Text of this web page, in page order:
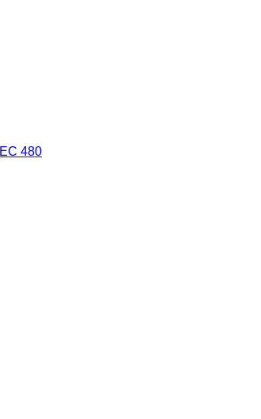
EC 480